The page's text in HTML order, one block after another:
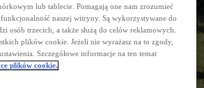
lub tablecie. Pomagają one nam zrozumieć
naszej witryny. Są wykorzystywane do
osób trzecich, a także służą do celów reklamowych.
plików cookie. Jeżeli nie wyrażasz na to zgody,
Szczegółowe informacje na ten temat
plików cookie.